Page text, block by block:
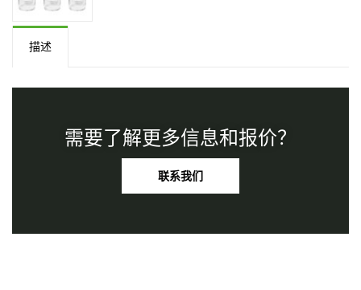
描述
需要了解更多信息和报价？
联系我们